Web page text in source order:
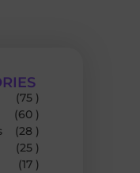
(75 )
(60 )
(28 )
(25 )
(17 )